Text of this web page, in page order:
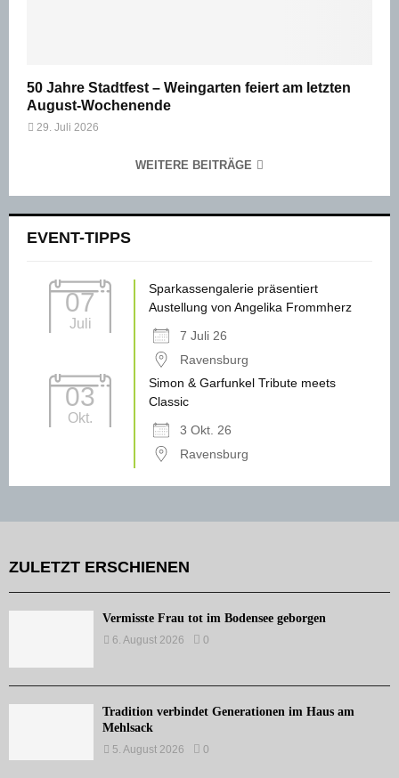
50 Jahre Stadtfest – Weingarten feiert am letzten
August-Wochenende
29. Juli 2026
WEITERE BEITRÄGE
EVENT-TIPPS
07
Juli
Sparkassengalerie präsentiert
Austellung von Angelika Frommherz
7 Juli 26
Ravensburg
03
Okt.
Simon & Garfunkel Tribute meets
Classic
3 Okt. 26
Ravensburg
ZULETZT ERSCHIENEN
Vermisste Frau tot im Bodensee geborgen
6. August 2026 0
Tradition verbindet Generationen im Haus am
Mehlsack
5. August 2026 0